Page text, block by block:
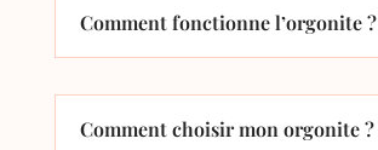
Comment fonctionne l’orgonite ?
Comment choisir mon orgonite ?